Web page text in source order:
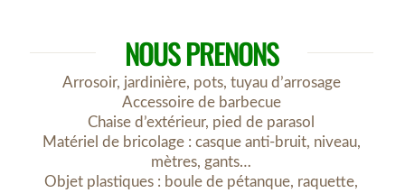
NOUS PRENONS
Arrosoir, jardinière, pots, tuyau d’arrosage
Accessoire de barbecue
Chaise d’extérieur, pied de parasol
Matériel de bricolage : casque anti-bruit, niveau,
mètres, gants…
Objet plastiques : boule de pétanque, raquette,